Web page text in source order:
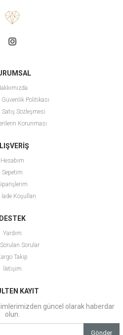
Politikası
Sözleşmesi
Korunması
Hesabım
Sepetim
Koşulları
DESTEK
Yardım
Sorulan Sorular
Takip
İletişim
KAYIT
güncel olarak haberdar
olun.
Gönder